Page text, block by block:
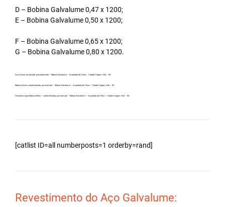
D – Bobina Galvalume 0,47 x 1200;
E – Bobina Galvalume 0,50 x 1200;
F – Bobina Galvalume 0,65 x 1200;
G – Bobina Galvalume 0,80 x 1200.
Aço Aluzinc no atacado, principalmente – Bobina Galvalume – Importada da China – Cidade Vargem Alta – ES.
Bobina Aluzinc carreta fechada, por exemplo – Bobina Galvalume – Importada da China – Cidade Vargem Alta – ES.
Galvalume para fabricar telhas – carreta fechada, por exemplo – Bobina Galvalume – Importada da China – Cidade Vargem Alta – ES.
[catlist ID=all numberposts=1 orderby=rand]
Revestimento do Aço Galvalume: